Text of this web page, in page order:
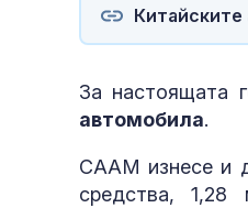
Китайските
За настоящата
автомобила.
CAAM изнесе и
средства, 1,28